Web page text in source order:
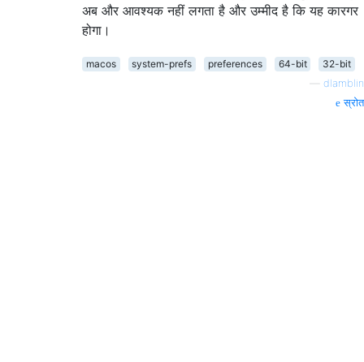
अब और आवश्यक नहीं लगता है और उम्मीद है कि यह कारगर
होगा।
macos system-prefs preferences 64-bit
32-bit
dlamblin
स्रोत